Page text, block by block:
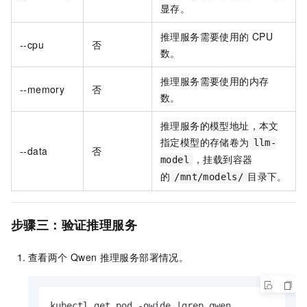
显存。
--cpu 否
推理服务需要使用的 CPU
数。
--memory 否
推理服务需要使用的内存
数。
--data 否
推理服务的模型地址，本文
指定模型的存储卷为 llm-
model
，挂载到容器
的 /mnt/models/ 目录下。
步骤三：验证推理服务
查看两个 Qwen 推理服务部署情况。